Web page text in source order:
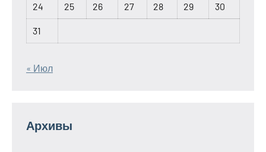
24 25 26 27 28 29 30
31
« Июл
Архивы